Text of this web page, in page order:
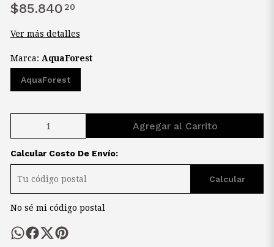
$85.84020
Ver más detalles
Marca: AquaForest
AquaForest
Agregar al Carrito
Calcular Costo De Envío:
Calcular
No sé mi código postal